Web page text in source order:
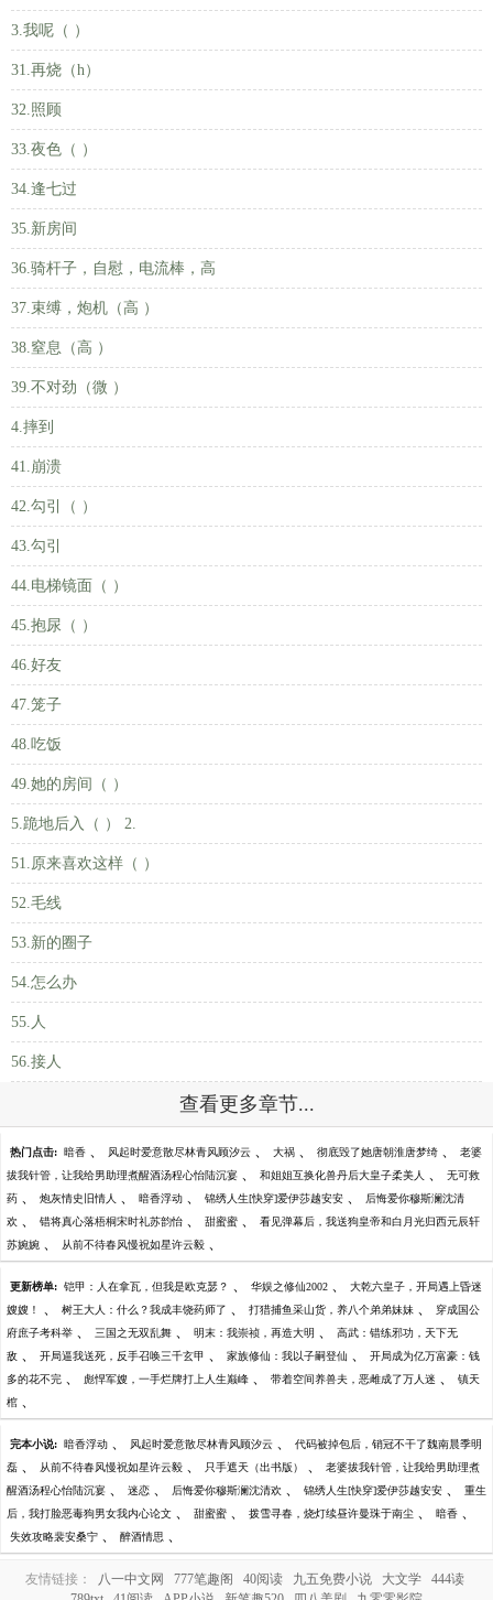
3.我呢（ ）
31.再烧（h）
32.照顾
33.夜色（ ）
34.逢七过
35.新房间
36.骑杆子，自慰，电流棒，高
37.束缚，炮机（高 ）
38.窒息（高 ）
39.不对劲（微 ）
4.摔到
41.崩溃
42.勾引（ ）
43.勾引
44.电梯镜面（ ）
45.抱尿（ ）
46.好友
47.笼子
48.吃饭
49.她的房间（ ）
5.跪地后入（ ） 2.
51.原来喜欢这样（ ）
52.毛线
53.新的圈子
54.怎么办
55.人
56.接人
查看更多章节...
热门点击: 暗香 、 风起时爱意散尽林青风顾汐云 、 大祸 、 彻底毁了她唐朝淮唐梦绮 、 老婆
拔我针管，让我给男助理煮醒酒汤程心怡陆沉宴 、 和姐姐互换化兽丹后大皇子柔美人 、 无可救
药 、 炮灰情史旧情人 、 暗香浮动 、 锦绣人生[快穿]爱伊莎越安安 、 后悔爱你穆斯澜沈清
欢 、 错将真心落梧桐宋时礼苏韵怡 、 甜蜜蜜 、 看见弹幕后，我送狗皇帝和白月光归西元辰轩
苏婉婉 、 从前不待春风慢祝如星许云毅 、
更新榜单: 铠甲：人在拿瓦，但我是欧克瑟？ 、 华娱之修仙2002 、 大乾六皇子，开局遇上昏迷
嫂嫂！ 、 树王大人：什么？我成丰饶药师了 、 打猎捕鱼采山货，养八个弟弟妹妹 、 穿成国公
府庶子考科举 、 三国之无双乱舞 、 明末：我崇祯，再造大明 、 高武：错练邪功，天下无
敌 、 开局逼我送死，反手召唤三千玄甲 、 家族修仙：我以子嗣登仙 、 开局成为亿万富豪：钱
多的花不完 、 彪悍军嫂，一手烂牌打上人生巅峰 、 带着空间养兽夫，恶雌成了万人迷 、 镇天
棺 、
完本小说: 暗香浮动 、 风起时爱意散尽林青风顾汐云 、 代码被掉包后，销冠不干了魏南晨季明
磊 、 从前不待春风慢祝如星许云毅 、 只手遮天（出书版） 、 老婆拔我针管，让我给男助理煮
醒酒汤程心怡陆沉宴 、 迷恋 、 后悔爱你穆斯澜沈清欢 、 锦绣人生[快穿]爱伊莎越安安 、 重生
后，我打脸恶毒狗男女我内心论文 、 甜蜜蜜 、 拨雪寻春，烧灯续昼许曼珠于南尘 、 暗香 、
失效攻略裴安桑宁 、 醉酒情思 、
友情链接： 八一中文网 777笔趣阁 40阅读 九五免费小说 大文学
444读